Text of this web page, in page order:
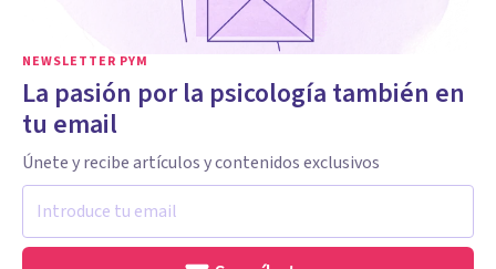
NEWSLETTER PYM
La pasión por la psicología también en
tu email
Únete y recibe artículos y contenidos exclusivos